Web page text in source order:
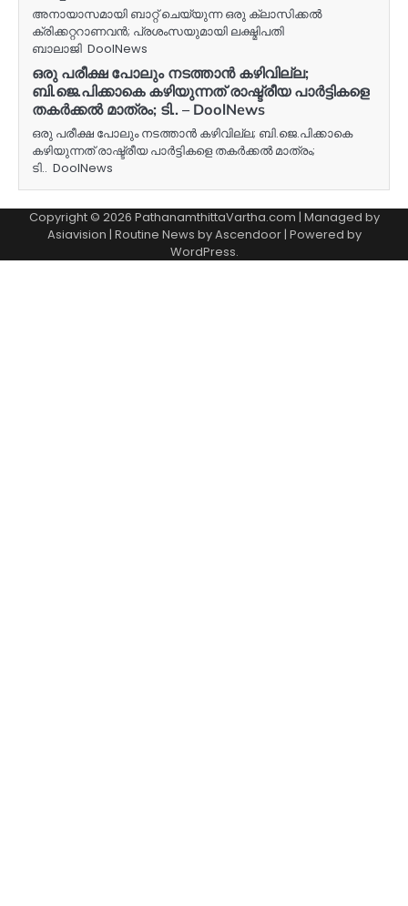
അനായാസമായി ബാറ്റ് ചെയ്യുന്ന ഒരു ക്ലാസിക്കല്‍
ക്രിക്കറ്ററാണവന്‍; പ്രശംസയുമായി ലക്ഷ്മിപതി
ബാലാജി DoolNews
ഒരു പരീക്ഷ പോലും നടത്താന്‍ കഴിവില്ല;
ബി.ജെ.പിക്കാകെ കഴിയുന്നത് രാഷ്ട്രീയ പാര്‍ട്ടികളെ
തകര്‍ക്കല്‍ മാത്രം; ടി.. – DoolNews
ഒരു പരീക്ഷ പോലും നടത്താന്‍ കഴിവില്ല; ബി.ജെ.പിക്കാകെ
കഴിയുന്നത് രാഷ്ട്രീയ പാര്‍ട്ടികളെ തകര്‍ക്കല്‍ മാത്രം;
ടി.. DoolNews
Copyright © 2026 PathanamthittaVartha.com | Managed by
Asiavision | Routine News byAscendoor| Powered by
WordPress.